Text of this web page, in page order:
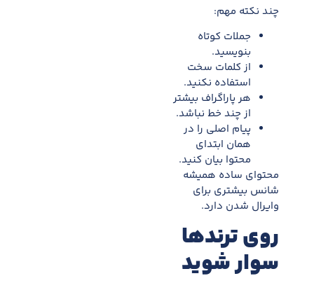
چند نکته مهم:
جملات کوتاه
بنویسید.
از کلمات سخت
استفاده نکنید.
هر پاراگراف بیشتر
از چند خط نباشد.
پیام اصلی را در
همان ابتدای
محتوا بیان کنید.
محتوای ساده همیشه
شانس بیشتری برای
وایرال شدن دارد.
روی ترندها
سوار شوید